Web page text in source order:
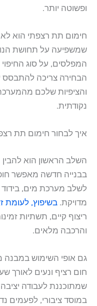
ופשוטה יותר.
חימום תת רצפתי הוא
שמשפיעה על תחושת
המפלסים, על סוג החיפוי
הבחירה צריכה להתבסס
והציפיות שלכם
נקודתית.
איך לבחור חימום תת
השלב הראשון הוא
בבנייה חדשה מאפשר
לשלב מערכת מים,
מדויקת. בשיפוץ, לעומת
ריצוף קיים, תשתיות
והרכבה מלאים.
גם אופי השימוש במבנה
חום רציף ונעים לאורך
שמתוכננת לעבודה
במוסד ציבורי, לפעמים